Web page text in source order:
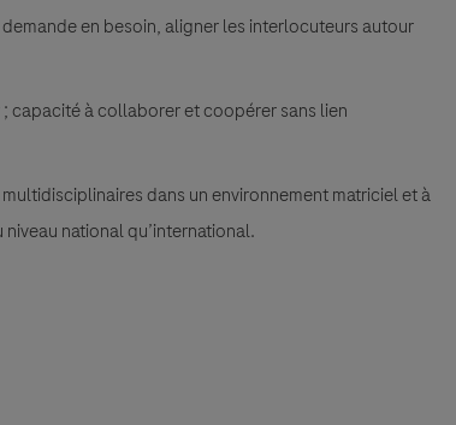
en besoin, aligner les interlocuteurs autour
capacité à collaborer et coopérer sans lien
dans un environnement matriciel et à
national qu’international.